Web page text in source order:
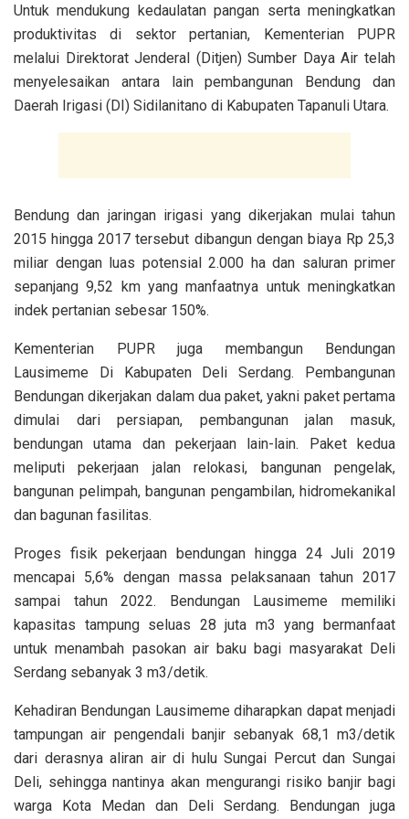
Untuk mendukung kedaulatan pangan serta meningkatkan
produktivitas di sektor pertanian, Kementerian PUPR
melalui Direktorat Jenderal (Ditjen) Sumber Daya Air telah
menyelesaikan antara lain pembangunan Bendung dan
Daerah Irigasi (DI) Sidilanitano di Kabupaten Tapanuli Utara.
Bendung dan jaringan irigasi yang dikerjakan mulai tahun
2015 hingga 2017 tersebut dibangun dengan biaya Rp 25,3
miliar dengan luas potensial 2.000 ha dan saluran primer
sepanjang 9,52 km yang manfaatnya untuk meningkatkan
indek pertanian sebesar 150%.
Kementerian PUPR juga membangun Bendungan
Lausimeme Di Kabupaten Deli Serdang. Pembangunan
Bendungan dikerjakan dalam dua paket, yakni paket pertama
dimulai dari persiapan, pembangunan jalan masuk,
bendungan utama dan pekerjaan lain-lain. Paket kedua
meliputi pekerjaan jalan relokasi, bangunan pengelak,
bangunan pelimpah, bangunan pengambilan, hidromekanikal
dan bagunan fasilitas.
Proges fisik pekerjaan bendungan hingga 24 Juli 2019
mencapai 5,6% dengan massa pelaksanaan tahun 2017
sampai tahun 2022. Bendungan Lausimeme memiliki
kapasitas tampung seluas 28 juta m3 yang bermanfaat
untuk menambah pasokan air baku bagi masyarakat Deli
Serdang sebanyak 3 m3/detik.
Kehadiran Bendungan Lausimeme diharapkan dapat menjadi
tampungan air pengendali banjir sebanyak 68,1 m3/detik
dari derasnya aliran air di hulu Sungai Percut dan Sungai
Deli, sehingga nantinya akan mengurangi risiko banjir bagi
warga Kota Medan dan Deli Serdang. Bendungan juga